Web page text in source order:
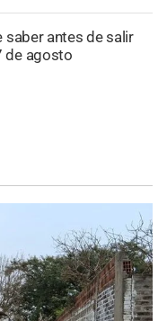
saber antes de salir
de agosto